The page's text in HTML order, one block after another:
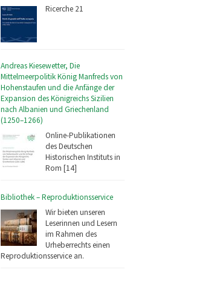
Ricerche 21
Andreas Kiesewetter, Die
Mittelmeerpolitik König Manfreds von
Hohenstaufen und die Anfänge der
Expansion des Königreichs Sizilien
nach Albanien und Griechenland
(1250–1266)
Online-Publikationen
des Deutschen
Historischen Instituts in
Rom [14]
Bibliothek – Reproduktionsservice
Wir bieten unseren
Leserinnen und Lesern
im Rahmen des
Urheberrechts einen
Reproduktionsservice an.